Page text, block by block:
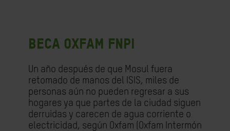
BECA OXFAM FNPI
Un año después de que Mosul fuera
retomado de manos del ISIS, miles de
personas aún no pueden regresar a sus
hogares ya que partes de la ciudad siguen
derruidas y carecen de agua corriente o
electricidad, según Oxfam (Oxfam Intermón